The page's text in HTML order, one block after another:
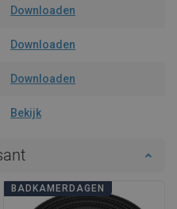
Downloaden
Downloaden
Downloaden
Bekijk
BADKAMERDAGEN